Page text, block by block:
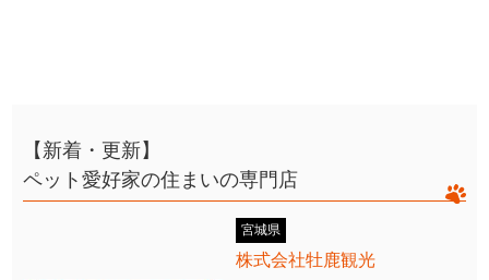
【新着・更新】
ペット愛好家の住まいの専門店
宮城県
株式会社牡鹿観光